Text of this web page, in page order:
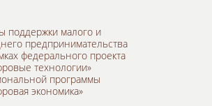
поддержки малого и
предпринимательства
федерального проекта
технологии»
программы
экономика»